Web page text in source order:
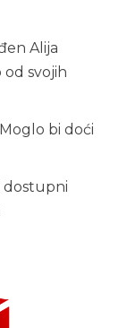
Alija
od svojih
bi doći
dostupni